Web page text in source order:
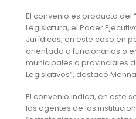
El convenio es producto del
Legislatura, el Poder
Jurídicas, en este caso en
orientada a funcionarios o
municipales o provinciales
Legislativos”, destacó
El convenio indica, en este
los agentes de las